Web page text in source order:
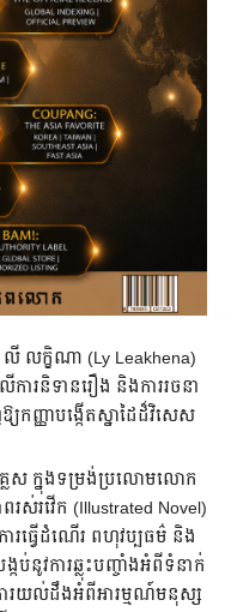
លី លក្ខិណា (Ly Leakhena)
រនិទានរឿង និងការរចនា
កញ្ញាបង្កើតស្នាដៃដ៏វិសេស
លេស ក្នុងទម្រង់ប្រលោមលោក
រវើក (Illustrated Novel)
ធ្វើដំណើរ ពហុវប្បធម៌ និង
កប់នូវការឆ្លុះបញ្ចាំងអំពីទំនាក់
ារយល់ដឹងអំពីអារម្មណ៍មនុស្ស